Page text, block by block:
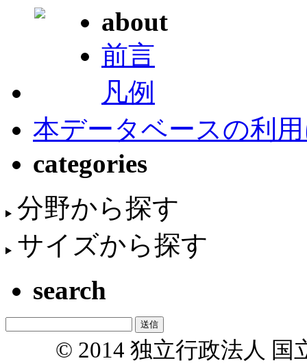
about
前言
凡例
本データベースの利
categories
分野から探す
サイズから探す
search
© 2014 独立行政法人 国